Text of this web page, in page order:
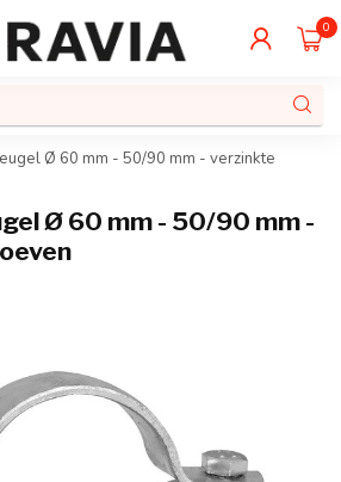
0
Ø 60 mm - 50/90 mm - verzinkte
Ø 60 mm - 50/90 mm -